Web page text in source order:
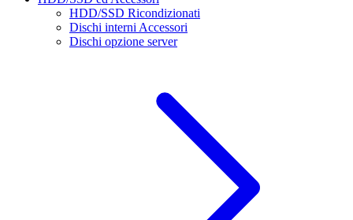
HDD/SSD Ricondizionati
Dischi interni Accessori
Dischi opzione server